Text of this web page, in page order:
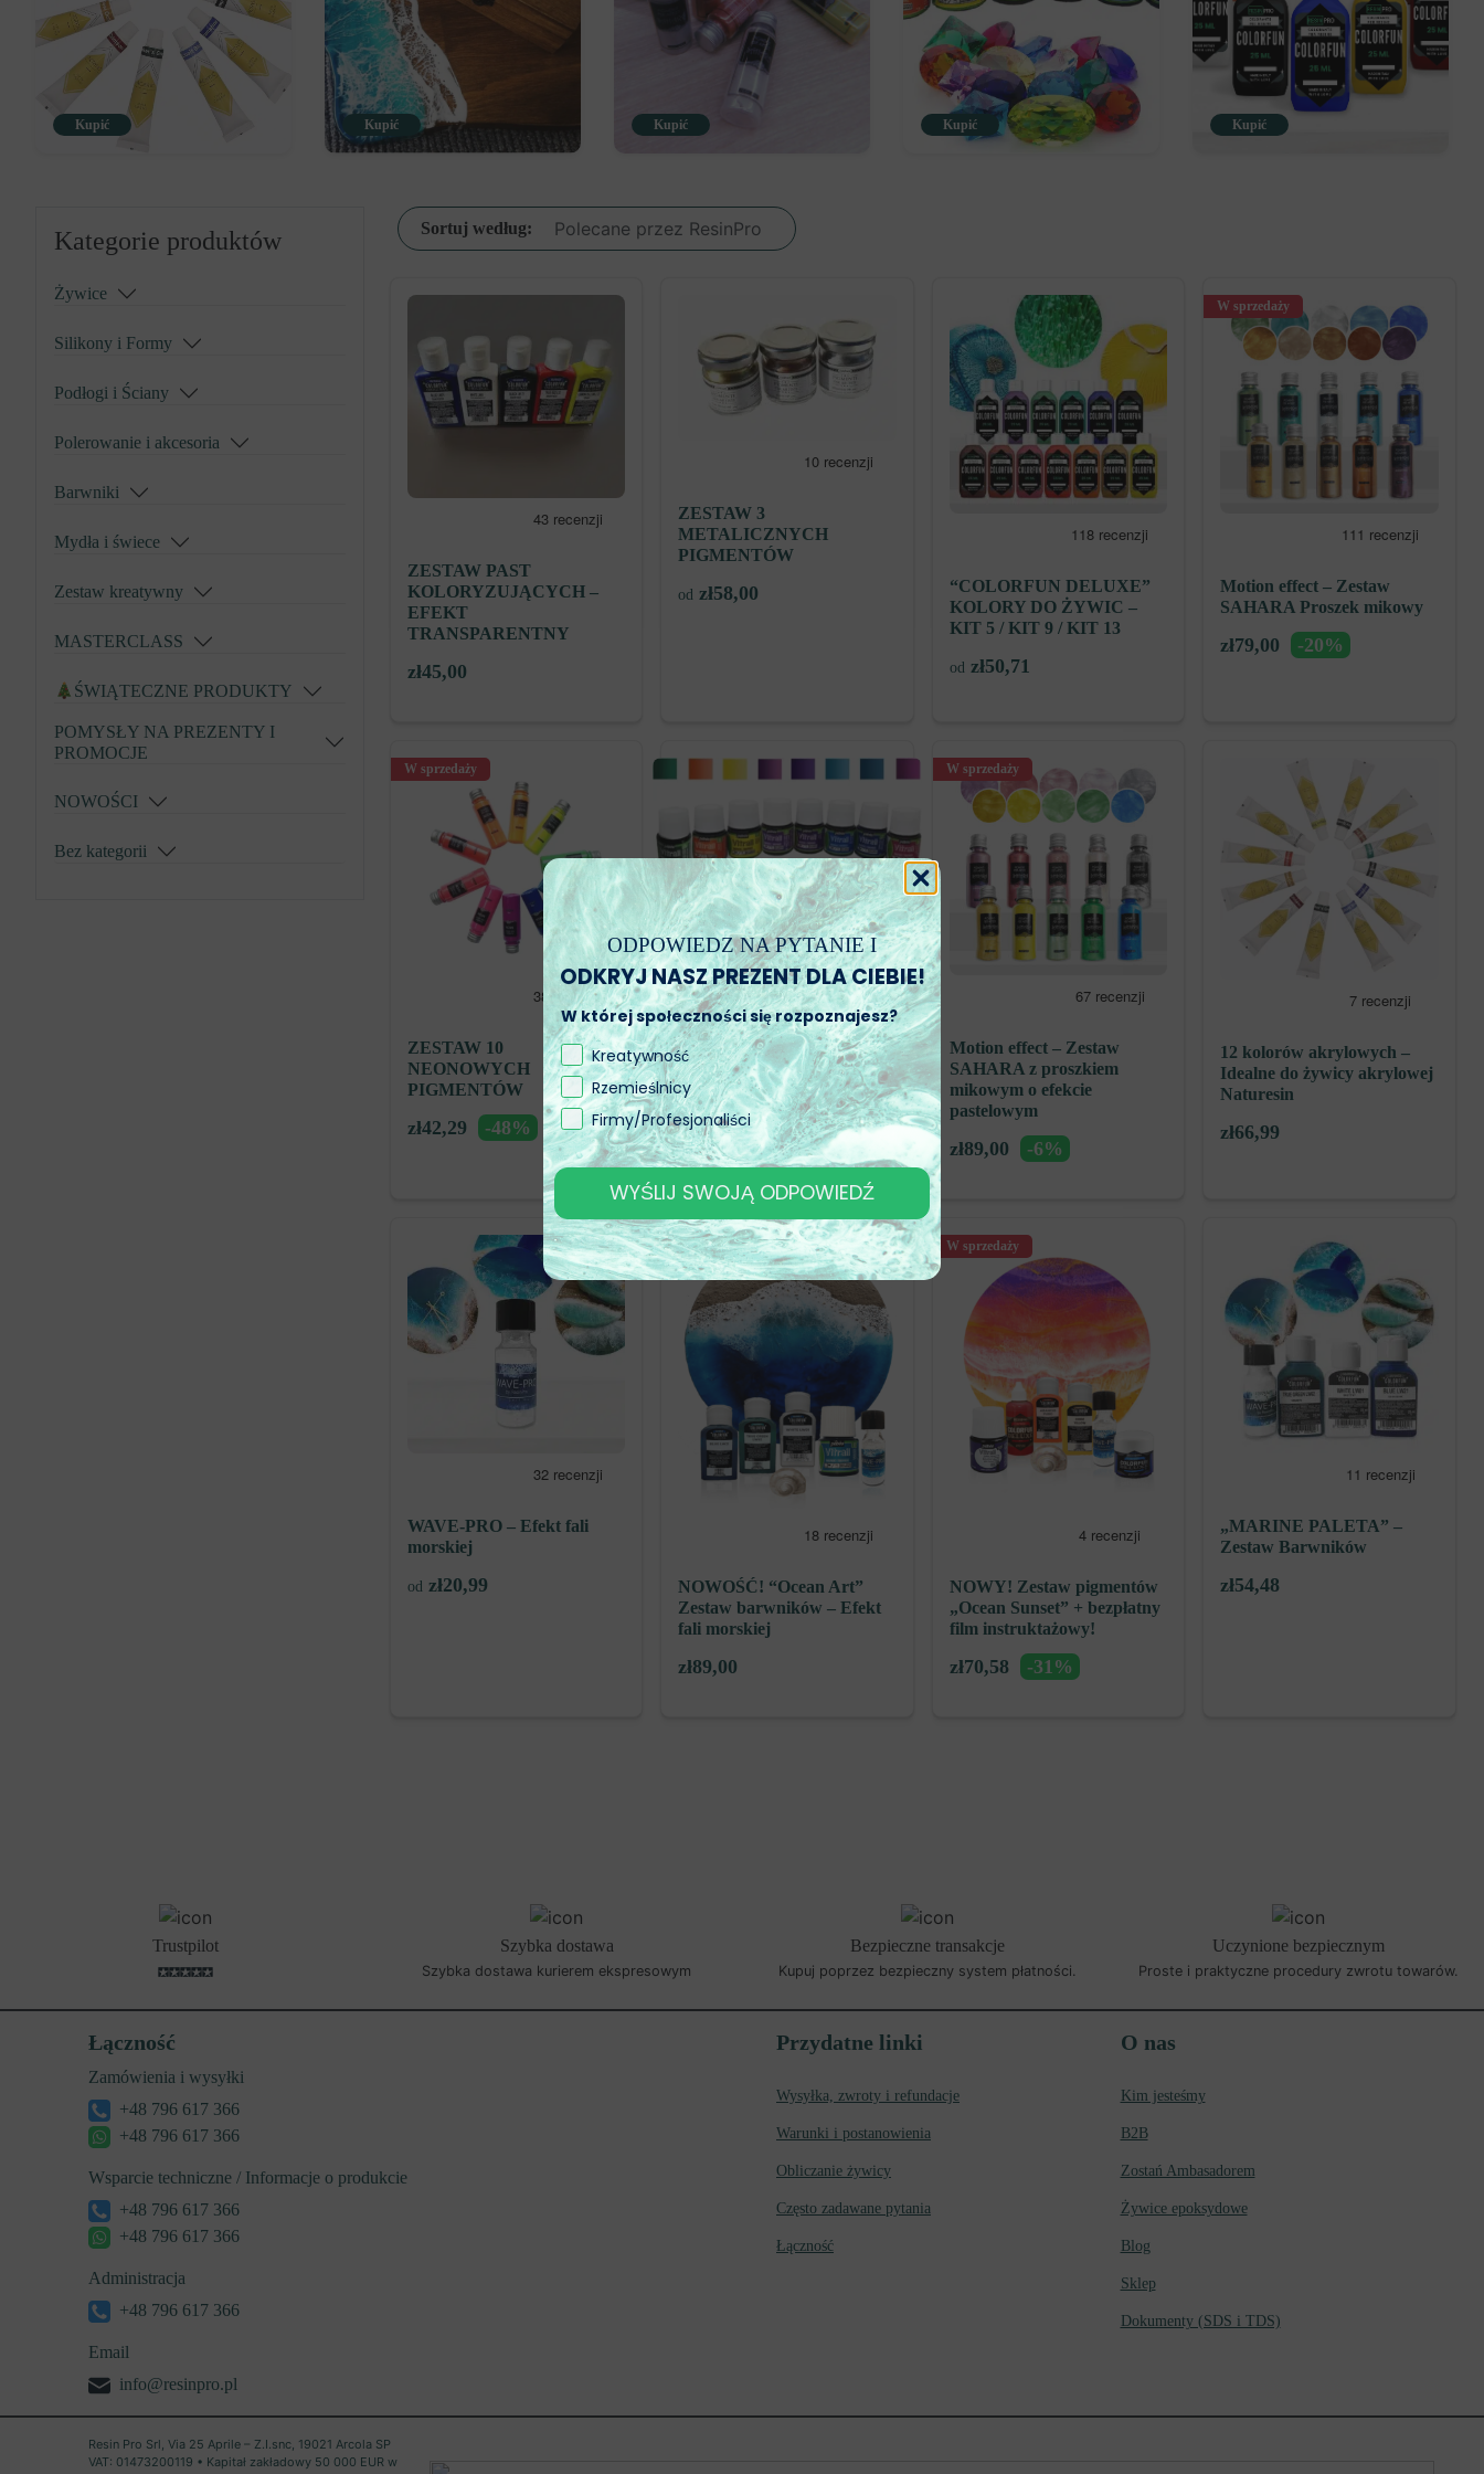
Kupić Kupić Kupić Kupić Kupić
Kategorie produktów
Żywice
Silikony i Formy
Podłogi i Ściany
Polerowanie i akcesoria
Barwniki
Mydła i świece
Zestaw kreatywny
MASTERCLASS
ŚWIĄTECZNE PRODUKTY
POMYSŁY NA PREZENTY I
PROMOCJE
NOWOŚCI
Bez kategorii
Sortuj według:
ZESTAW PAST
KOLORYZUJĄCYCH –
EFEKT
TRANSPARENTNY
zł45,00
ZESTAW 3
METALICZNYCH
PIGMENTÓW
od zł58,00
“COLORFUN DELUXE”
KOLORY DO ŻYWIC –
KIT 5 / KIT 9 / KIT 13
od zł50,71
W sprzedaży
Motion effect – Zestaw
SAHARA Proszek mikowy
zł79,00 -20%
W sprzedaży
ZESTAW 10
NEONOWYCH
PIGMENTÓW
zł42,29 -48%
ZESTAW 8 KOLORÓW VITRAIL
EFEKT PRZEZROCZYSTOŚCI x
45ML
zł175,03
W sprzedaży
Motion effect – Zestaw
SAHARA z proszkiem
mikowym o efekcie
pastelowym
zł89,00 -6%
12 kolorów akrylowych –
Idealne do żywicy akrylowej
Naturesin
zł66,99
WAVE-PRO – Efekt fali
morskiej
od zł20,99
NOWOŚĆ! “Ocean Art”
Zestaw barwników – Efekt
fali morskiej
zł89,00
W sprzedaży
NOWY! Zestaw pigmentów
„Ocean Sunset” + bezpłatny
film instruktażowy!
zł70,58 -31%
„MARINE PALETA” –
Zestaw Barwników
zł54,48
Trustpilot Szybka dostawa
Szybka dostawa kurierem ekspresowym
Bezpieczne transakcje
Kupuj poprzez bezpieczny system płatności.
Uczynione bezpiecznym
Proste i praktyczne procedury zwrotu towarów.
Łączność
Zamówienia i wysyłki
+48 796 617 366
+48 796 617 366
Wsparcie techniczne / Informacje o produkcie
+48 796 617 366
+48 796 617 366
Administracja
+48 796 617 366
Email
info@resinpro.pl
Przydatne linki
Wysyłka, zwroty i refundacje
Warunki i postanowienia
Obliczanie żywicy
Często zadawane pytania
Łączność
O nas
Kim jesteśmy
B2B
Zostań Ambasadorem
Żywice epoksydowe
Blog
Sklep
Dokumenty (SDS i TDS)
Resin Pro Srl, Via 25 Aprile – Z.I.snc, 19021 Arcola SP
VAT: 01473200119 • Kapitał zakładowy 50 000 EUR w
ODPOWIEDZ NA PYTANIE I
ODKRYJ NASZ PREZENT DLA CIEBIE!
W której społeczności się rozpoznajesz?
Kreatywność
Rzemieślnicy
Firmy/Profesjonaliści
WYŚLIJ SWOJĄ ODPOWIEDŹ